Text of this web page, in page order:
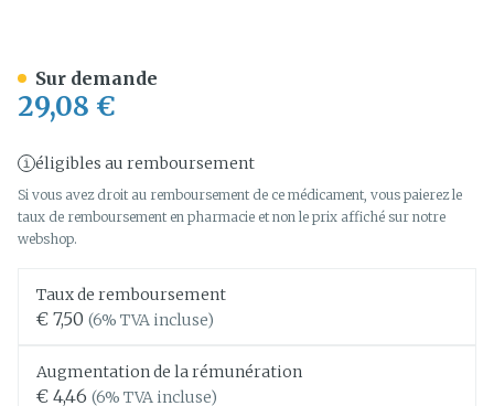
29,08 €
éligibles au remboursement
Si vous avez droit au remboursement de ce médicament, vous paierez le
taux de remboursement en pharmacie et non le prix affiché sur notre
webshop.
Taux de remboursement
€ 7,50 (6% TVA incluse)
Augmentation de la rémunération
€ 4,46 (6% TVA incluse)
Sur demande